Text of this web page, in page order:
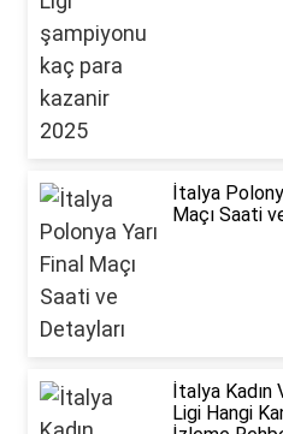
İtalya
Maçı Saati
İtalya Kadın
Ligi Hangi